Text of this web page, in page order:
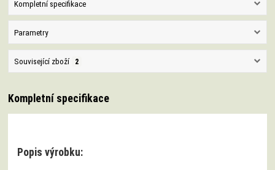
Kompletní specifikace
Parametry
Související zboží 2
Kompletní specifikace
Popis výrobku: